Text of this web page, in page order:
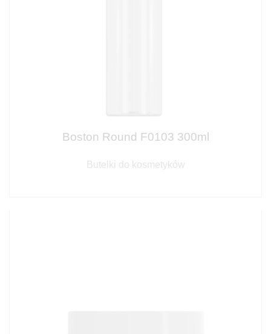
Boston Round F0103 300ml
Butelki do kosmetyków